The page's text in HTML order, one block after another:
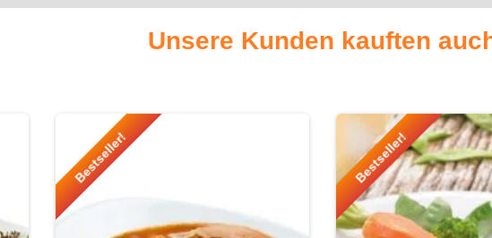
Unsere Kunden kauften
Bestseller! Bestseller!